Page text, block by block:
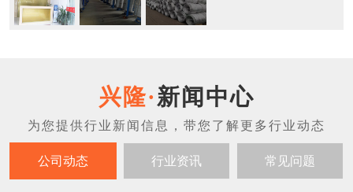
新闻中心
公司动态 行业资讯 常见问题